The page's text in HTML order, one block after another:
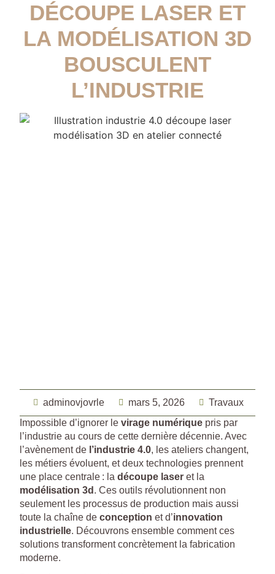
DÉCOUPE LASER ET
LA MODÉLISATION 3D
BOUSCULENT
L’INDUSTRIE
adminovjovrle mars 5, 2026
Travaux
Impossible d’ignorer le virage numérique pris par
l’industrie au cours de cette dernière décennie. Avec
l’avènement de l’industrie 4.0, les ateliers changent,
les métiers évoluent, et deux technologies prennent
une place centrale : la découpe laser et la
modélisation 3d . Ces outils révolutionnent non
seulement les processus de production mais aussi
toute la chaîne de conception et d’innovation
industrielle. Découvrons ensemble comment ces
solutions transforment concrètement la fabrication
moderne.